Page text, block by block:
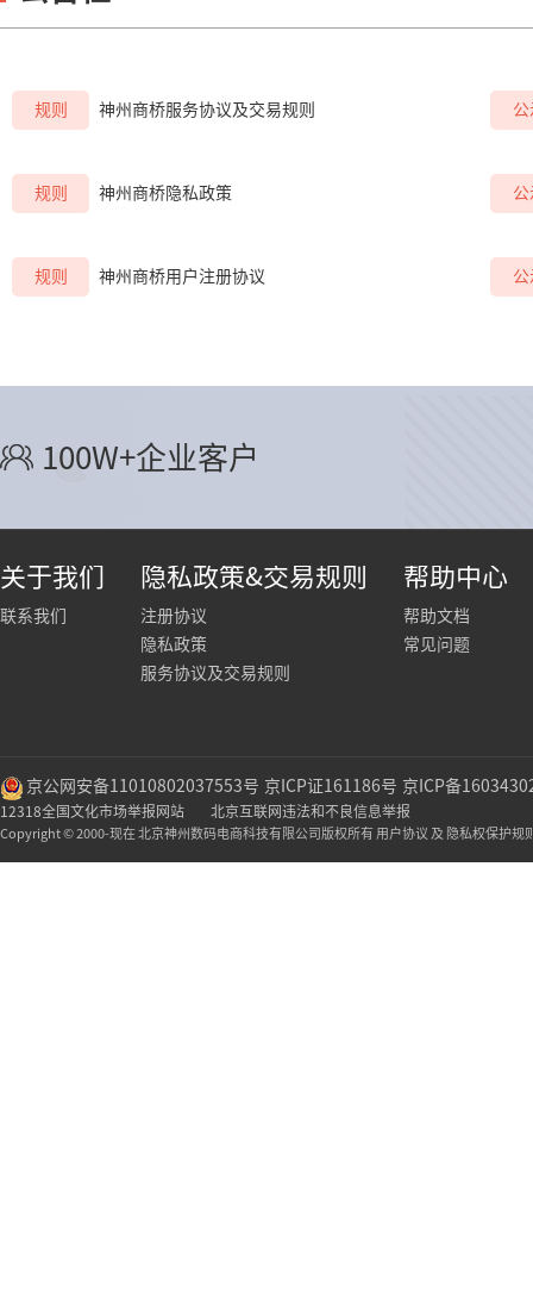
规则 神州商桥服务协议及交易规则
规则 神州商桥隐私政策
规则 神州商桥用户注册协议
公
公
公
100W+企业客户
关于我们
联系我们
隐私政策&交易规则
注册协议
隐私政策
服务协议及交易规则
帮助中心
帮助文档
常见问题
京公网安备11010802037553号 京ICP证161186号 京ICP备
12318全国文化市场举报网站 北京互联网违法和不良信息举报
Copyright © 2000-现在 北京神州数码电商科技有限公司版权所有 用户协议 及 隐私权保护规